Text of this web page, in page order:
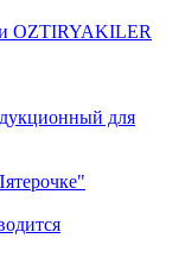
OZTIRYAKILER
для